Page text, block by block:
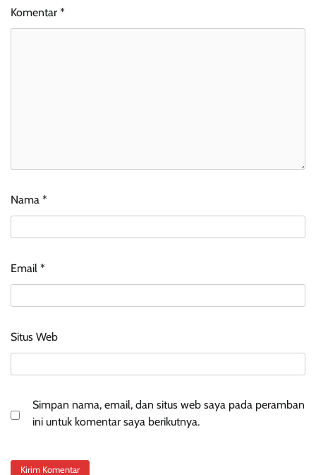
Komentar *
Nama *
Email *
Situs Web
Simpan nama, email, dan situs web saya pada peramban
ini untuk komentar saya berikutnya.